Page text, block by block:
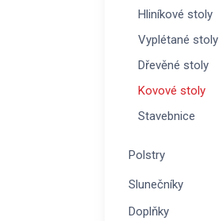
Hliníkové stoly
Vyplétané stoly
Dřevěné stoly
Kovové stoly
Stavebnice
Polstry
Slunečníky
Doplňky